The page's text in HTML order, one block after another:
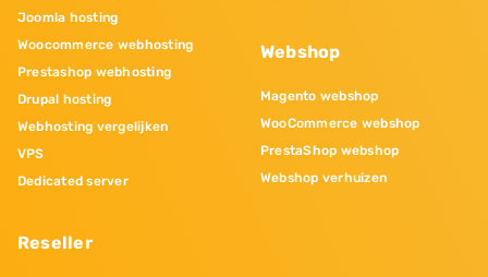
Joomla hosting
Woocommerce webhosting
Prestashop webhosting
Drupal hosting
Webhosting vergelijken
VPS
Dedicated server
Reseller
Webshop
Magento webshop
WooCommerce webshop
PrestaShop webshop
Webshop verhuizen